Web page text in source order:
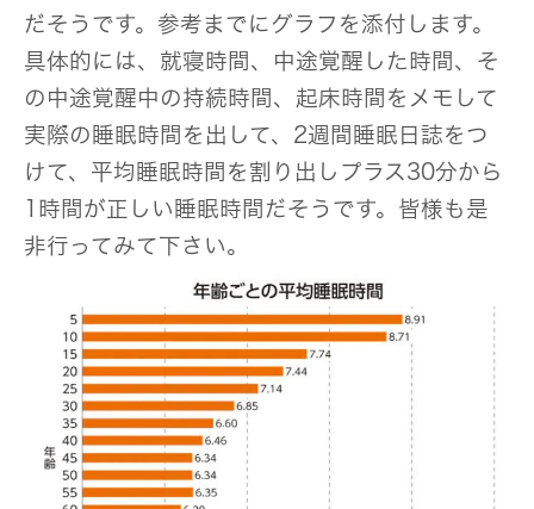
だそうです。参考までにグラフを添付します。
具体的には、就寝時間、中途覚醒した時間、そ
の中途覚醒中の持続時間、起床時間をメモして
実際の睡眠時間を出して、2週間睡眠日誌をつ
けて、平均睡眠時間を割り出しプラス30分から
1時間が正しい睡眠時間だそうです。皆様も是
非行ってみて下さい。